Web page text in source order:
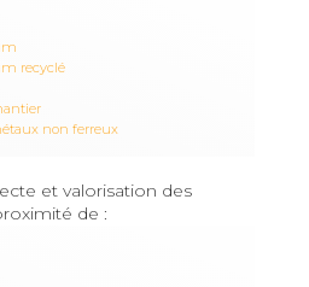
recyclé
non ferreux
et valorisation des
de :